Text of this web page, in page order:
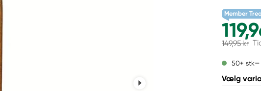
Member
149,95 kr
50+ stk
Vælg